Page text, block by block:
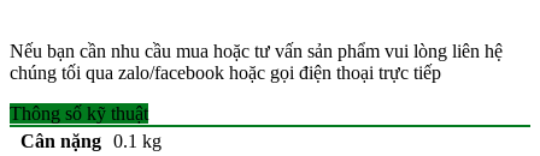
Nếu bạn cần nhu cầu mua hoặc tư vấn sản phẩm vui lòng liên hệ
chúng tối qua zalo/facebook hoặc gọi điện thoại trực tiếp
Thông số kỹ thuật
Cân nặng 0.1 kg